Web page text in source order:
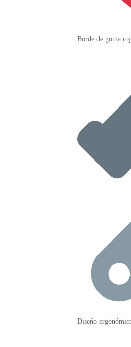
Borde de goma
Diseño